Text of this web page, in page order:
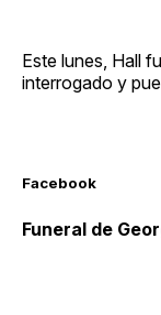
Este lunes, Hall
interrogado y
Facebook
Funeral de